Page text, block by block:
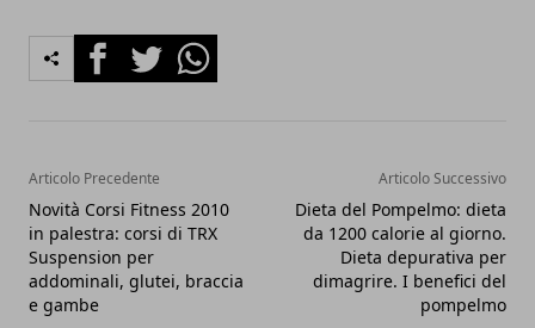
FacebookTwitterWhatsapp
Articolo Precedente
Novità Corsi Fitness 2010
in palestra: corsi di TRX
Suspension per
addominali, glutei, braccia
e gambe
Articolo Successivo
Dieta del Pompelmo: dieta
da 1200 calorie al giorno.
Dieta depurativa per
dimagrire. I benefici del
pompelmo